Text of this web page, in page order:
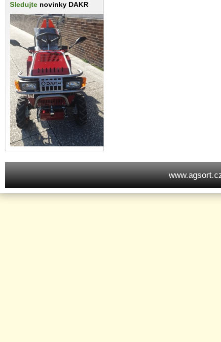
Sledujte novinky DAKR